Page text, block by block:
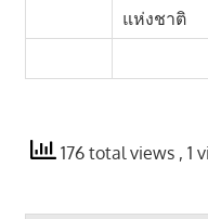
แห่งชาติ
176 total views , 1